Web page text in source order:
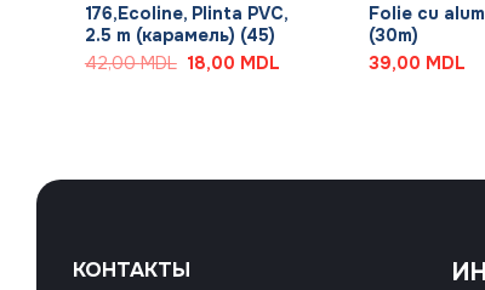
176,Ecoline, Plinta PVC,
2.5 m (карамель) (45)
42,00MDL Первоначальная
цена
18,00 MDL
Folie cu
(30m)
39,00 MDL
КОНТАКТЫ